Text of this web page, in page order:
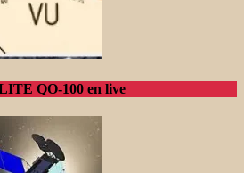
QO-100 en live